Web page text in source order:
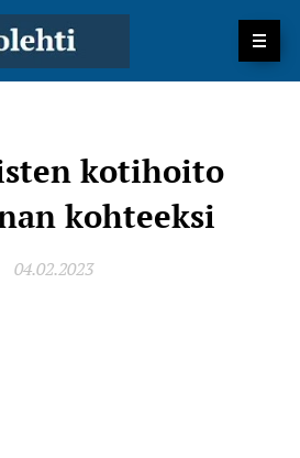
kotihoito
kohteeksi
04.02.2023